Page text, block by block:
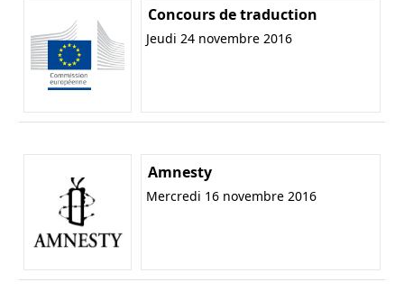
Concours de traduction
Jeudi 24 novembre 2016
Amnesty
Mercredi 16 novembre 2016